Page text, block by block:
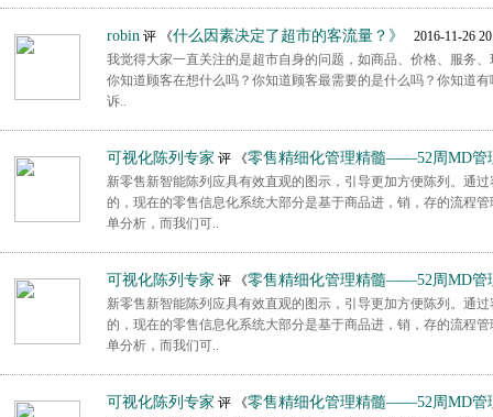
robin 评 《什么因素决定了超市的客流量？》
2016-11-26
我觉得大家一直关注的是超市自身的问题，如商品、价格、服务
你知道顾客在想什么吗？你知道顾客最需要的是什么吗？你知道
诉..
可视化陈列专家 评 《零售精细化管理精髓——52周MD管
新零售新智能陈列应具有效直观的图示，引导更加方便陈列。通
的，现在的零售信息化系统大部分是基于商品进，销，存的流程
单分析，而我们可..
可视化陈列专家 评 《零售精细化管理精髓——52周MD管
新零售新智能陈列应具有效直观的图示，引导更加方便陈列。通
的，现在的零售信息化系统大部分是基于商品进，销，存的流程
单分析，而我们可..
可视化陈列专家 评 《零售精细化管理精髓——52周MD管